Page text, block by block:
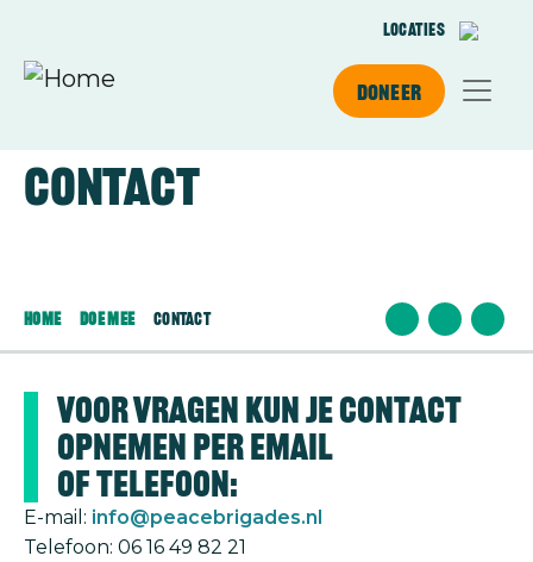
Locaties
Doneer
Contact
Home Doe Mee Contact
Voor vragen kun je contact
opnemen per email
of telefoon:
E-mail: info@peacebrigades.nl
Telefoon: 06 16 49 82 21